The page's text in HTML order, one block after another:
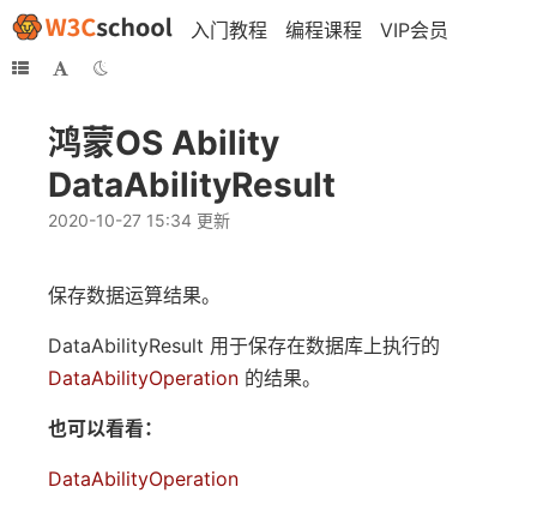
入门教程 编程课程 VIP会员
鸿蒙OS Ability
DataAbilityResult
2020-10-27 15:34 更新
保存数据运算结果。
DataAbilityResult 用于保存在数据库上执行的
DataAbilityOperation 的结果。
也可以看看：
DataAbilityOperation